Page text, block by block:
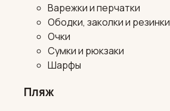
Варежки и перчатки
Ободки, заколки и резинки
Очки
Сумки и рюкзаки
Шарфы
Пляж